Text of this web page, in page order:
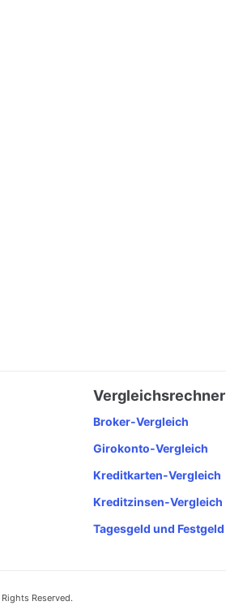
Vergleichsrechner
Broker-Vergleich
Girokonto-Vergleich
Kreditkarten-Vergleich
Kreditzinsen-Vergleich
Tagesgeld und Festgeld
Reserved.